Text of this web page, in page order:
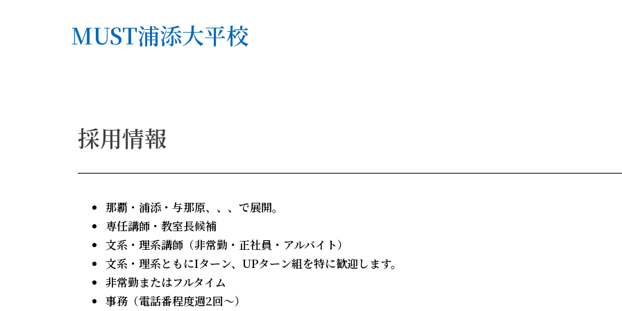
MUST浦添大平校
採用情報
那覇・浦添・与那原、、、で展開。
専任講師・教室長候補
文系・理系講師（非常勤・正社員・アルバイト）
文系・理系ともにIターン、UPターン組を特に歓迎します。
非常勤またはフルタイム
事務（電話番程度週2回〜）